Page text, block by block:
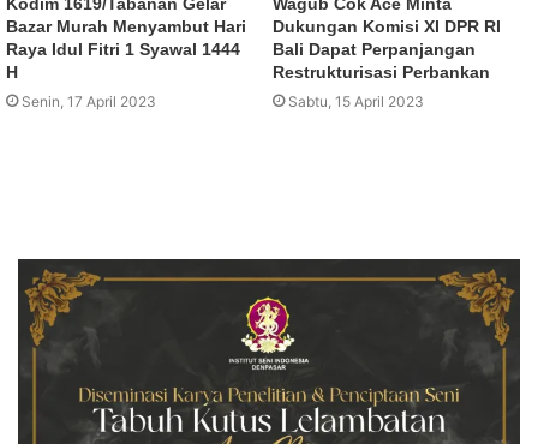
Kodim 1619/Tabanan Gelar
Bazar Murah Menyambut Hari
Raya Idul Fitri 1 Syawal 1444
H
Senin, 17 April 2023
Wagub Cok Ace Minta
Dukungan Komisi XI DPR RI
Bali Dapat Perpanjangan
Restrukturisasi Perbankan
Sabtu, 15 April 2023